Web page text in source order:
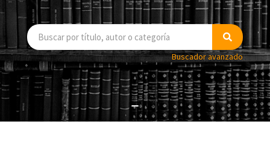
Buscador avanzado